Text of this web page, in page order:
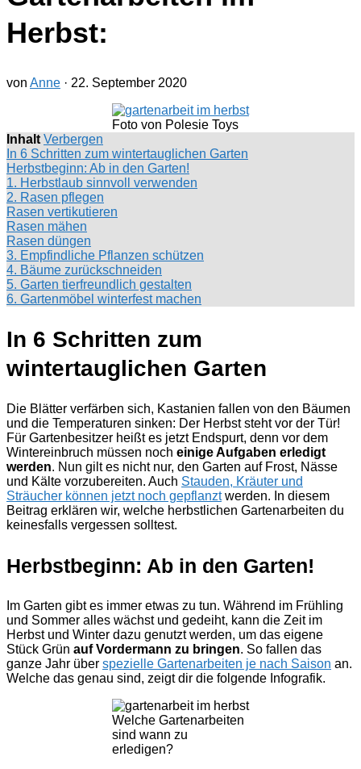
Herbst:
von Anne · 22. September 2020
Foto von Polesie Toys
Inhalt Verbergen
In 6 Schritten zum wintertauglichen Garten
Herbstbeginn: Ab in den Garten!
1. Herbstlaub sinnvoll verwenden
2. Rasen pflegen
Rasen vertikutieren
Rasen mähen
Rasen düngen
3. Empfindliche Pflanzen schützen
4. Bäume zurückschneiden
5. Garten tierfreundlich gestalten
6. Gartenmöbel winterfest machen
In 6 Schritten zum
wintertauglichen Garten
Die Blätter verfärben sich, Kastanien fallen von den Bäumen
und die Temperaturen sinken: Der Herbst steht vor der Tür!
Für Gartenbesitzer heißt es jetzt Endspurt, denn vor dem
Wintereinbruch müssen noch einige Aufgaben erledigt
werden. Nun gilt es nicht nur, den Garten auf Frost, Nässe
und Kälte vorzubereiten. Auch Stauden, Kräuter und
Sträucher können jetzt noch gepflanztwerden. In diesem
Beitrag erklären wir, welche herbstlichen Gartenarbeiten du
keinesfalls vergessen solltest.
Herbstbeginn: Ab in den Garten!
Im Garten gibt es immer etwas zu tun. Während im Frühling
und Sommer alles wächst und gedeiht, kann die Zeit im
Herbst und Winter dazu genutzt werden, um das eigene
Stück Grün auf Vordermann zu bringen. So fallen das
ganze Jahr über spezielle Gartenarbeiten je nach Saison an.
Welche das genau sind, zeigt dir die folgende Infografik.
Welche Gartenarbeiten
sind wann zu
erledigen?